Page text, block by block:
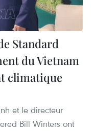
Standard
du Vietnam
climatique
et le directeur
Bill Winters ont